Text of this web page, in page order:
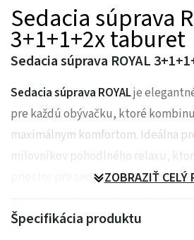
Sedacia súprava
3+1+1+2x taburet
Sedacia súprava ROYAL
Sedacia súprava ROYALje
pre každú obývačku, ktoré
maximálnym komfortom. Ideálna
milovníkov pohodlného relaxu,
priestor pre sedenie, sledovanie
Vďaka harmonickému dizajnu a
ZOBRAZIŤ CELÝ
Špecifikácia produktu